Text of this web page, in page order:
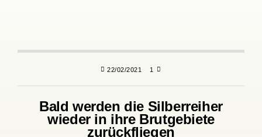
22/02/2021 1
Bald werden die Silberreiher
wieder in ihre Brutgebiete
zurückfliegen